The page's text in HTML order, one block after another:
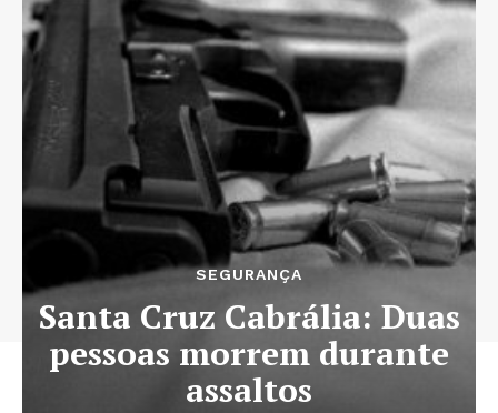
SEGURANÇA
Santa Cruz Cabrália: Duas
pessoas morrem durante
assaltos